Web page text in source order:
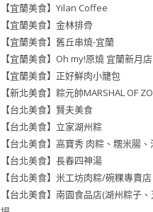
【宜蘭美食】Yilan Coffee
【宜蘭美食】金林排骨
【宜蘭美食】舊丘串燒-宜蘭
【宜蘭美食】Oh my!原燒 宜蘭新月店
【宜蘭美食】正好鮮肉小籠包
【新北美食】粽元帥MARSHAL OF
【台北美食】賢夫美食
【台北美食】立家湖州粽
【台北美食】高寶秀 肉粽、糯米腸
【台北美食】長春四神湯
【台北美食】米工坊肉粽/碗粿專賣店
【台北美食】南園食品店(湖州粽子